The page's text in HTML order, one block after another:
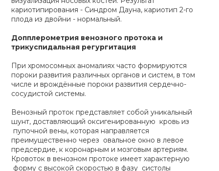
кариотипирования - Синдром Дауна, кариотип 2-го
плода из двойни - нормальный.
Допплерометрия венозного протока и
трикуспидальная регургитация
При хромосомных аномалиях часто формируются
пороки развития различных органов и систем, в том
числе и врождённые пороки развития сердечно-
сосудистой системы.
Венозный проток представляет собой уникальный
шунт, доставляющий оксигенированную кровь из
пупочной вены, которая направляется
преимущественно через овальное окно в левое
предсердие, к коронарным и мозговым артериям.
Кровоток в венозном протоке имеет характерную
форму с высокой скоростью в фазу систолы